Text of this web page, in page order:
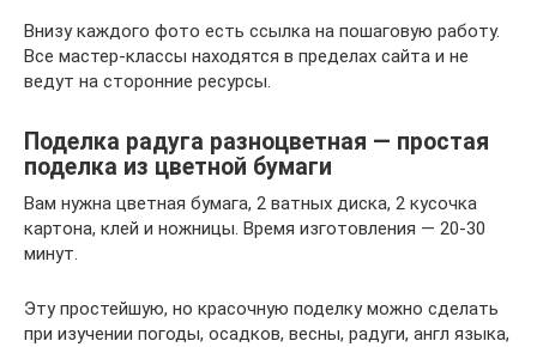
Внизу каждого фото есть ссылка на пошаговую работу.
Все мастер-классы находятся в пределах сайта и не
ведут на сторонние ресурсы.
Поделка радуга разноцветная — простая
поделка из цветной бумаги
Вам нужна цветная бумага, 2 ватных диска, 2 кусочка
картона, клей и ножницы. Время изготовления — 20-30
минут.
Эту простейшую, но красочную поделку можно сделать
при изучении погоды, осадков, весны, радуги, англ языка,